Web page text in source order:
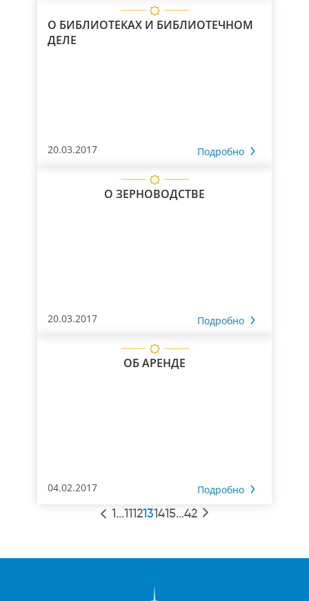
О БИБЛИОТЕКАХ И БИБЛИОТЕЧНОМ
ДЕЛЕ
20.03.2017 Подробно
О ЗЕРНОВОДСТВЕ
20.03.2017 Подробно
ОБ АРЕНДЕ
04.02.2017 Подробно
1...1112131415...42